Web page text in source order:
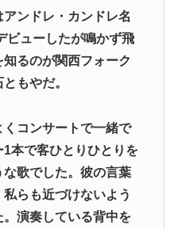
ンドレ・カンドレ名
ビューしたが鳴かず飛
るのが関西フォーク
もやだ。
くコンサートで一緒で
1本で客ひとりひとりを
な歌でした。彼の言葉
らも近づけないよう
演奏している背中を